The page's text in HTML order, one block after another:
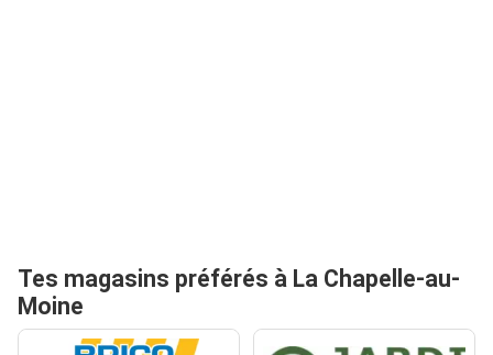
Tes magasins préférés à La Chapelle-au-
Moine